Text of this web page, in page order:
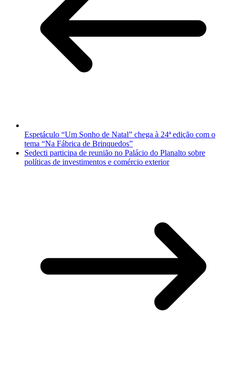
Espetáculo “Um Sonho de Natal” chega à 24ª edição com o
tema “Na Fábrica de Brinquedos”
Sedecti participa de reunião no Palácio do Planalto sobre
políticas de investimentos e comércio exterior